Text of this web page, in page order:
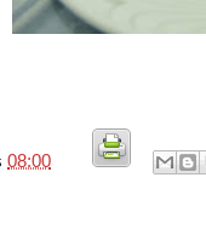
08:00